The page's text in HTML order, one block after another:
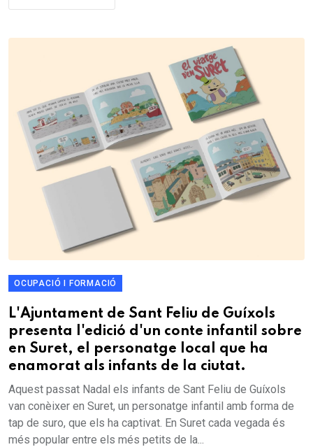
OCUPACIÓ I FORMACIÓ
L'Ajuntament de Sant Feliu de Guíxols
presenta l'edició d'un conte infantil sobre
en Suret, el personatge local que ha
enamorat als infants de la ciutat.
Aquest passat Nadal els infants de Sant Feliu de Guíxols
van conèixer en Suret, un personatge infantil amb forma de
tap de suro, que els ha captivat. En Suret cada vegada és
més popular entre els més petits de la...